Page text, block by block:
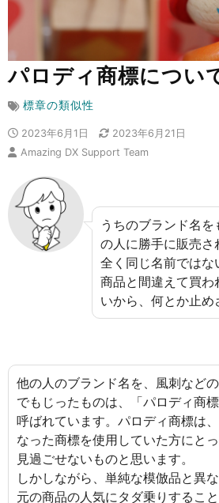
パロディ商標につい
標章の類似性
2023年6月1日
2023年6月21日
Amazing DX Support Team
うちのブランド名
の人に勝手に販売さ
全く同じ名前では
商品と間違えて買
いから、何とか止め
他の人のブランド名を、風刺など
でもじったものは、「パロディ商
呼ばれています。パロディ商標は
なった商標を使用していた方にと
見過ごせないものと思います。
しかしながら、単純な模倣品と異な
元の商品の人気にタダ乗りするこ